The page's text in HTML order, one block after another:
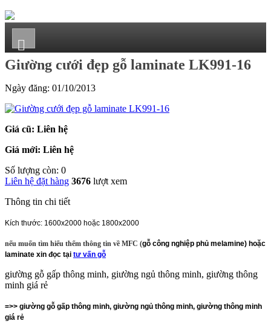
Giường cưới đẹp gỗ laminate LK991-16
Ngày đăng: 01/10/2013
Giá cũ: Liên hệ
Giá mới: Liên hệ
Số lượng còn: 0
Liên hệ đặt hàng 3676 lượt xem
Thông tin chi tiết
Kích thước: 1600x2000 hoặc 1800x2000
nếu muốn tìm hiểu thểm thông tin về MFC (gỗ công nghiệp phủ melamine) hoặc
laminate xin đọc tại tư vấn gỗ
giường gỗ gấp thông minh, giường ngủ thông minh, giường thông
minh giá rẻ
=>> giường gỗ gấp thông minh, giường ngủ thông minh, giường thông minh
giá rẻ